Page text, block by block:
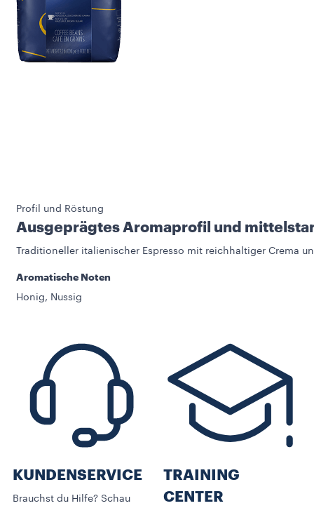
Profil und Röstung
Ausgeprägtes Aromaprofil und
Traditioneller italienischer Espresso mit reichhaltiger Crema
Aromatische Noten
Honig, Nussig
KUNDENSERVICE​
Brauchst du Hilfe? Schau
TRAINING
CENTER